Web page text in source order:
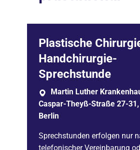
Plastische
Handchirurgie-
Sprechstunde
Martin Luther
Caspar-Theyß-Straße 27-
Berlin
Sprechstunden erfolgen nur
telefonischer Vereinbarung